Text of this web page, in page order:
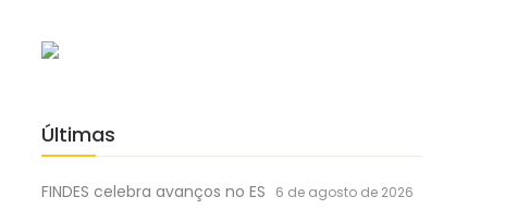
Últimas
FINDES celebra avanços no ES 6 de agosto de 2026